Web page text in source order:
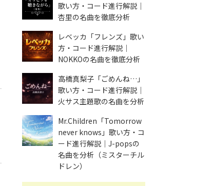
歌い方・コード進行解説｜
杏里の名曲を徹底分析
レベッカ「フレンズ」歌い
方・コード進行解説｜
NOKKOの名曲を徹底分析
高橋真梨子「ごめんね…」
歌い方・コード進行解説｜
火サス主題歌の名曲を分析
Mr.Children「Tomorrow
never knows」歌い方・コ
ード進行解説｜J-popsの
名曲を分析（ミスターチル
ドレン）